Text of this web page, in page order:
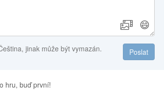
😄
Poslat
jinak může být vymazán.
hru, buď první!